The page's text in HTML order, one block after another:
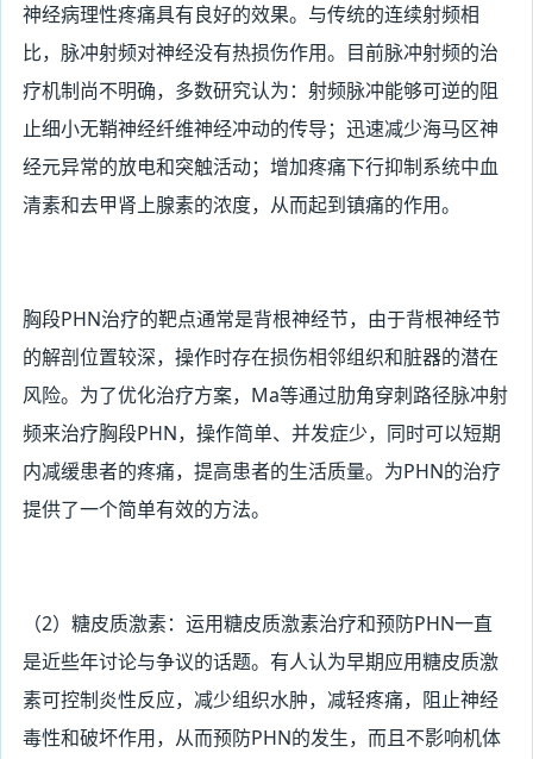
神经病理性疼痛具有良好的效果。与传统的连续射频相
比，脉冲射频对神经没有热损伤作用。目前脉冲射频的治
疗机制尚不明确，多数研究认为：射频脉冲能够可逆的阻
止细小无鞘神经纤维神经冲动的传导；迅速减少海马区神
经元异常的放电和突触活动；增加疼痛下行抑制系统中血
清素和去甲肾上腺素的浓度，从而起到镇痛的作用。
胸段PHN治疗的靶点通常是背根神经节，由于背根神经节
的解剖位置较深，操作时存在损伤相邻组织和脏器的潜在
风险。为了优化治疗方案，Ma等通过肋角穿刺路径脉冲射
频来治疗胸段PHN，操作简单、并发症少，同时可以短期
内减缓患者的疼痛，提高患者的生活质量。为PHN的治疗
提供了一个简单有效的方法。
（2）糖皮质激素：运用糖皮质激素治疗和预防PHN一直
是近些年讨论与争议的话题。有人认为早期应用糖皮质激
素可控制炎性反应，减少组织水肿，减轻疼痛，阻止神经
毒性和破坏作用，从而预防PHN的发生，而且不影响机体